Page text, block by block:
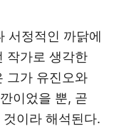
서정적인 까닭에
작가로 생각한
그가 유진오와
이었을 뿐, 곧
이라 해석된다.